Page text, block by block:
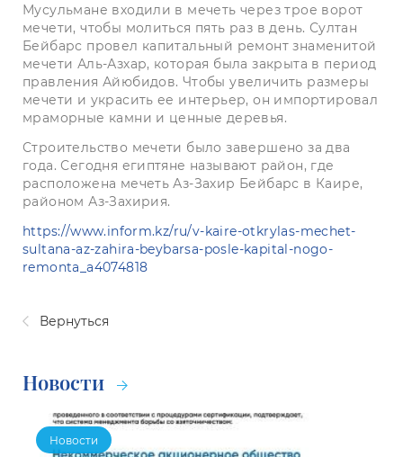
Мусульмане входили в мечеть через трое ворот
мечети, чтобы молиться пять раз в день. Султан
Бейбарс провел капитальный ремонт знаменитой
мечети Аль-Азхар, которая была закрыта в период
правления Айюбидов. Чтобы увеличить размеры
мечети и украсить ее интерьер, он импортировал
мраморные камни и ценные деревья.
Строительство мечети было завершено за два
года. Сегодня египтяне называют район, где
расположена мечеть Аз-Захир Бейбарс в Каире,
районом Аз-Захирия.
https://www.inform.kz/ru/v-kaire-otkrylas-mechet-
sultana-az-zahira-beybarsa-posle-kapital-nogo-
remonta_a4074818
Вернуться
Новости
Новости